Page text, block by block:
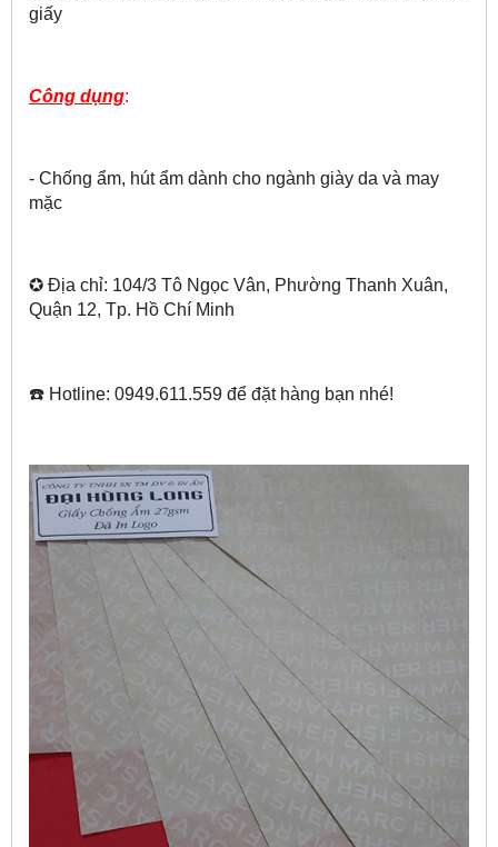
giấy
Công dụng:
- Chống ẩm, hút ẩm dành cho ngành giày da và may
mặc
✪ Địa chỉ: 104/3 Tô Ngọc Vân, Phường Thanh Xuân,
Quận 12, Tp. Hồ Chí Minh
☎️ Hotline: 0949.611.559 để đặt hàng bạn nhé!